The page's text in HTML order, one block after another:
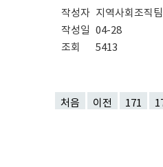
작성자 지역사회조직
작성일 04-28
조회
5413
처음 이전 171